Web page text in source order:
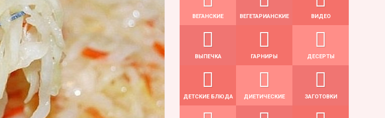
ВЕГАНСКИЕ ВЕГЕТАРИАНСКИЕ ВИДЕО
ВЫПЕЧКА ГАРНИРЫ ДЕСЕРТЫ
ДЕТСКИЕ БЛЮДА ДИЕТИЧЕСКИЕ ЗАГОТОВКИ